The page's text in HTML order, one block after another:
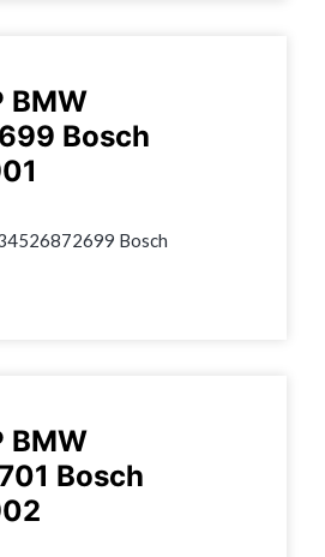
BMW
Bosch
Bosch
BMW
Bosch